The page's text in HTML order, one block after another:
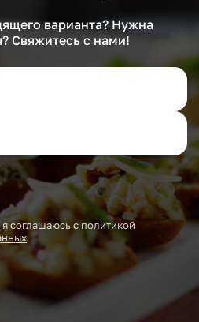
варианта? Нужна
Свяжитесь с нами!
соглашаюсь сполитикой